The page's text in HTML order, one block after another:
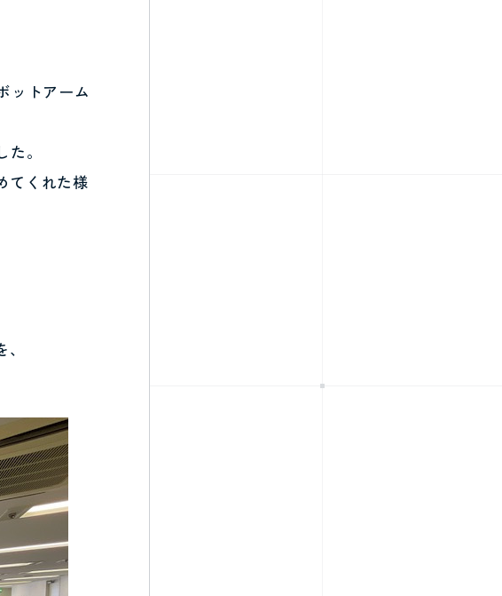
トアーム
。
てくれた様